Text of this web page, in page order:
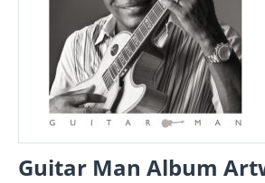
Guitar Man Album